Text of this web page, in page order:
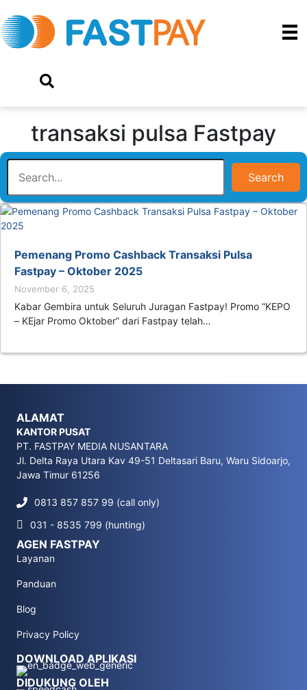
transaksi pulsa Fastpay
Search
Pemenang Promo Cashback Transaksi Pulsa
Fastpay – Oktober 2025
November 6, 2025
Kabar Gembira untuk Seluruh Juragan Fastpay! Promo “KEPO
– KEjar Promo Oktober” dari Fastpay telah…
ALAMAT
KANTOR PUSAT
PT. FASTPAY MEDIA NUSANTARA
Jl. Delta Raya Utara Kav 49-51 Deltasari Baru, Waru Sidoarjo,
Jawa Timur 61256
0813 857 857 99 (call only)
031 - 8535 799 (hunting)
AGEN FASTPAY
Layanan
Panduan
Blog
Privacy Policy
DOWNLOAD APLIKASI
DIDUKUNG OLEH